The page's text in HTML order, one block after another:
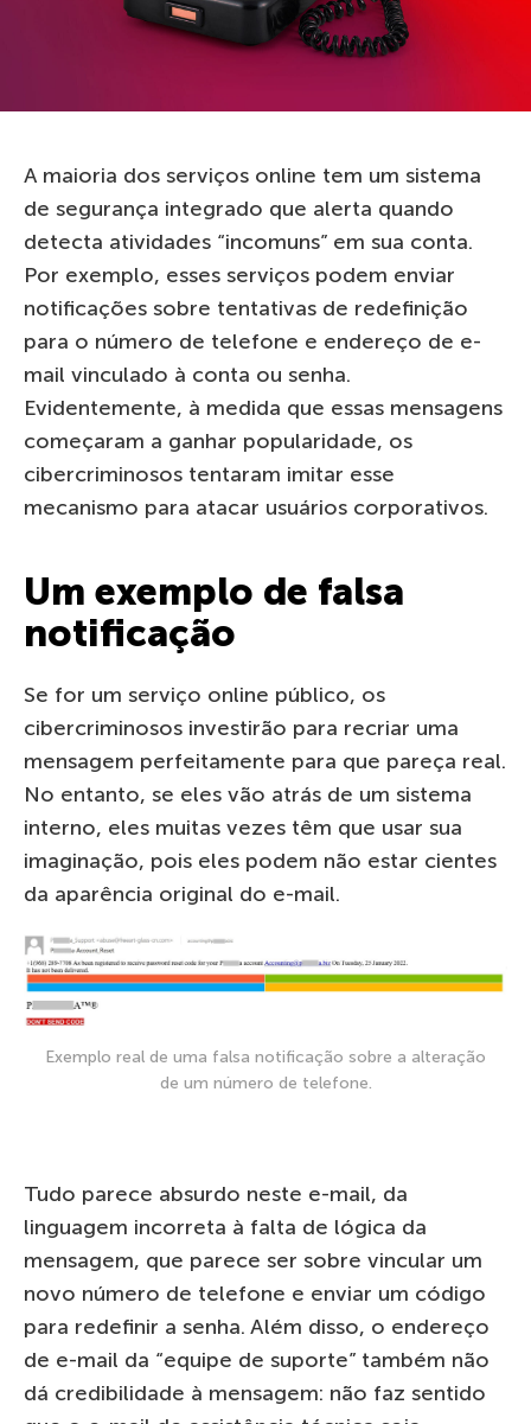
A maioria dos serviços online tem um sistema
de segurança integrado que alerta quando
detecta atividades “incomuns” em sua conta.
Por exemplo, esses serviços podem enviar
notificações sobre tentativas de redefinição
para o número de telefone e endereço de e-
mail vinculado à conta ou senha.
Evidentemente, à medida que essas mensagens
começaram a ganhar popularidade, os
cibercriminosos tentaram imitar esse
mecanismo para atacar usuários corporativos.
Um exemplo de falsa
notificação
Se for um serviço online público, os
cibercriminosos investirão para recriar uma
mensagem perfeitamente para que pareça real.
No entanto, se eles vão atrás de um sistema
interno, eles muitas vezes têm que usar sua
imaginação, pois eles podem não estar cientes
da aparência original do e-mail.
Exemplo real de uma falsa notificação sobre a alteração
de um número de telefone.
Tudo parece absurdo neste e-mail, da
linguagem incorreta à falta de lógica da
mensagem, que parece ser sobre vincular um
novo número de telefone e enviar um código
para redefinir a senha. Além disso, o endereço
de e-mail da “equipe de suporte” também não
dá credibilidade à mensagem: não faz sentido